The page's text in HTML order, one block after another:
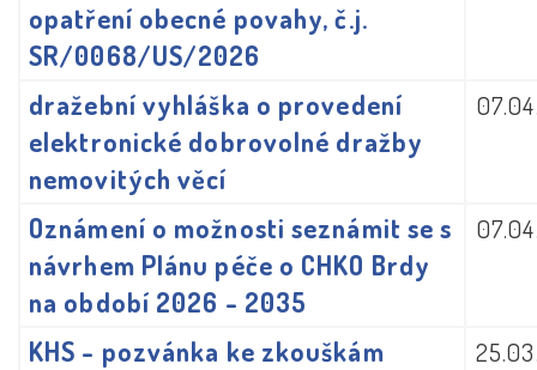
opatření obecné povahy, č.j.
SR/0068/US/2026
dražební vyhláška o provedení
elektronické dobrovolné dražby
nemovitých věcí
Oznámení o možnosti seznámit se s
návrhem Plánu péče o CHKO Brdy
na období 2026 - 2035
KHS - pozvánka ke zkouškám